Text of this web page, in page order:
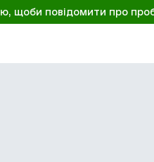
щоби повідомити про